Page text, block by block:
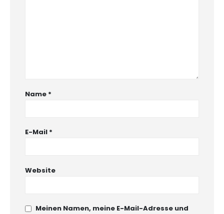
Name *
E-Mail *
Website
Meinen Namen, meine E-Mail-Adresse und